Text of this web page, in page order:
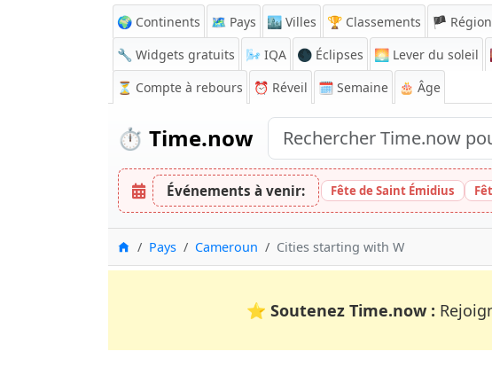
🌍 Continents 🗺️ Pays 🏙️ Villes 🏆 Classements 🏴
🔧 Widgets gratuits
🌬️ IQA 🌑 Éclipses 🌅 Lever du soleil
⏳ Compte à rebours ⏰ Réveil 🗓️ Semaine 🎂 Âge
⏱️ Time.now
Événements à venir: Fête de Saint Émidius
Accueil
Pays Cameroun Cities starting with W
⭐ Soutenez Time.now :